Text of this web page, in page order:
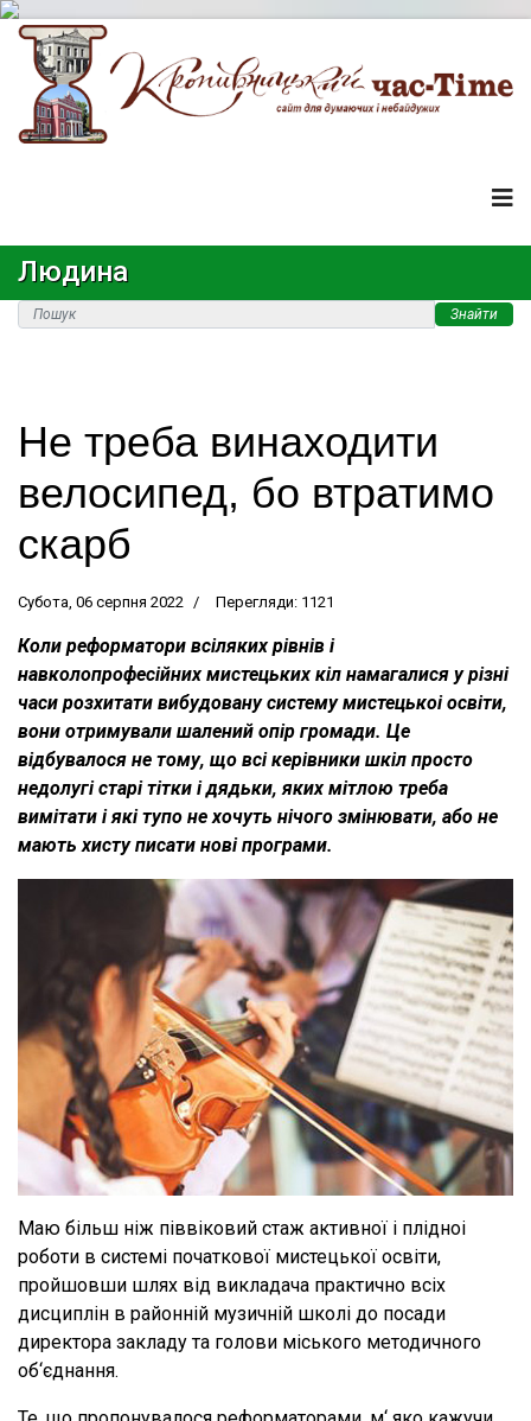
Людина
Знайти
Не треба винаходити
велосипед, бо втратимо
скарб
Субота, 06 серпня 2022 Перегляди: 1121
Коли реформатори всіляких рівнів і
навколопрофесійних мистецьких кіл намагалися у різні
часи розхитати вибудовану систему мистецькоі освіти,
вони отримували шалений опір громади. Це
відбувалося не тому, що всі керівники шкіл просто
недолугі старі тітки і дядьки, яких мітлою треба
вимітати і які тупо не хочуть нічого змінювати, або не
мають хисту писати нові програми.
Маю більш ніж піввіковий стаж активної і плідноі
роботи в системі початкової мистецької освіти,
пройшовши шлях від викладача практично всіх
дисциплін в районній музичній школі до посади
директора закладу та голови міського методичного
об‘єднання.